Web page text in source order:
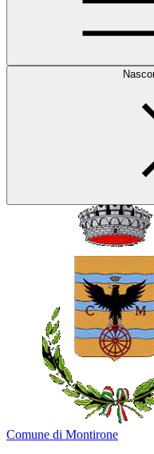
Comune di Montirone